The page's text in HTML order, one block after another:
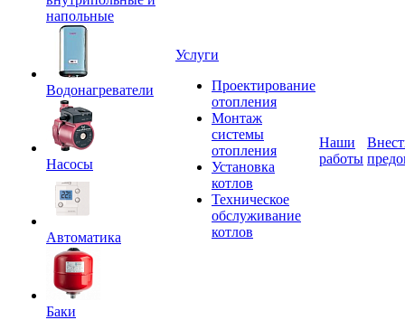
напольные
Водонагреватели
Насосы
Автоматика
Баки
Услуги
Проектирование
отопления
Монтаж
системы
отопления
Установка
котлов
Техническое
обслуживание
котлов
Наши
работы